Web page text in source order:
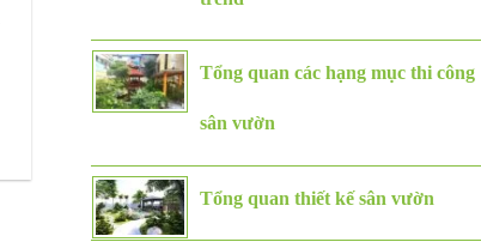
Tổng quan các hạng mục thi công
sân vườn
Tổng quan thiết kế sân vườn